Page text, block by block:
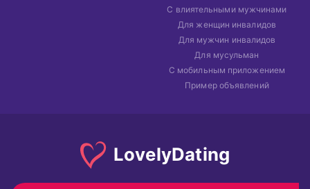
С влиятельными мужчинами
Для женщин инвалидов
Для мужчин инвалидов
Для мусульман
С мобильным приложением
Пример объявлений
LovelyDating